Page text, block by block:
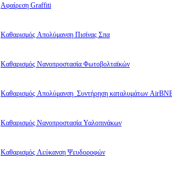
Αφαίρεση Graffiti
Καθαρισμός Απολύμανση Πισίνας Σπα
Καθαρισμός Νανοπροστασία Φωτοβολταϊκών
Καθαρισμός Απολύμανση Συντήρηση καταλυμάτων
Καθαρισμός Νανοπροστασία Υαλοπινάκων
Καθαρισμός Λεύκανση Ψευδοροφών